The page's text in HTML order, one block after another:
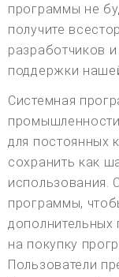
программы не
получите
разработчиков
поддержки
Системная
для постоянных
сохранить как
использования.
программы,
дополнительных
на покупку
Пользователи